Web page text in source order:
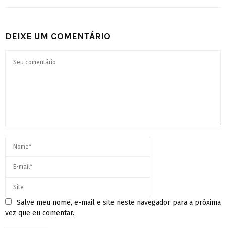
DEIXE UM COMENTÁRIO
Salve meu nome, e-mail e site neste navegador para a próxima
vez que eu comentar.